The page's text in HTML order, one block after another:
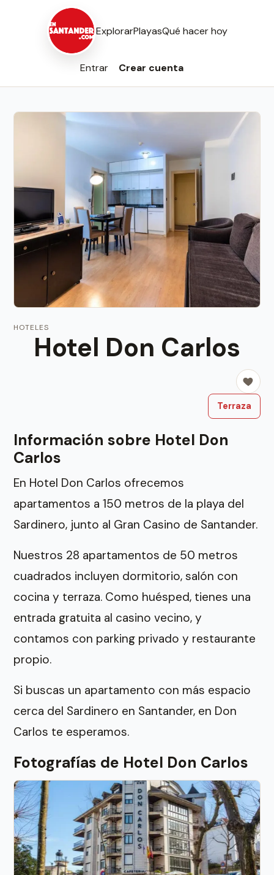
ExplorarPlayasQué hacer hoy
Entrar Crear cuenta
HOTELES
Hotel Don Carlos
Terraza
Información sobre Hotel Don
Carlos
En Hotel Don Carlos ofrecemos
apartamentos a 150 metros de la playa del
Sardinero, junto al Gran Casino de Santander.
Nuestros 28 apartamentos de 50 metros
cuadrados incluyen dormitorio, salón con
cocina y terraza. Como huésped, tienes una
entrada gratuita al casino vecino, y
contamos con parking privado y restaurante
propio.
Si buscas un apartamento con más espacio
cerca del Sardinero en Santander, en Don
Carlos te esperamos.
Fotografías de Hotel Don Carlos